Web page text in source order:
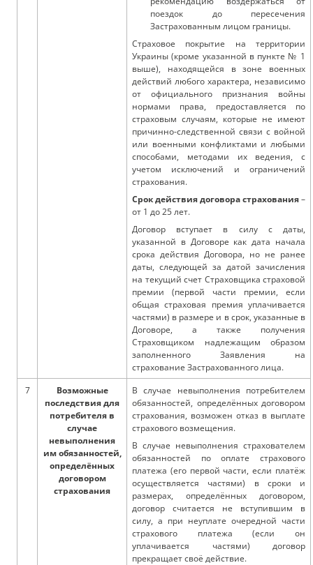
поездок до пересечения
Застрахованным лицом границы.
Страховое покрытие на территории
Украины (кроме указанной в пункте № 1
выше), находящейся в зоне военных
действий любого характера, независимо
от официального признания войны
нормами права, предоставляется по
страховым случаям, которые не имеют
причинно-следственной связи с войной
или военными конфликтами и любыми
способами, методами их ведения, с
учетом исключений и ограничений
страхования.
Срок действия договора страхования–
от 1 до 25 лет.
Договор вступает в силу с даты,
указанной в Договоре как дата начала
срока действия Договора, но не ранее
даты, следующей за датой зачисления
на текущий счет Страховщика страховой
премии (первой части премии, если
общая страховая премия уплачивается
частями) в размере и в срок, указанные в
Договоре, а также получения
Страховщиком надлежащим образом
заполненного Заявления на
страхование Застрахованного лица.
7
Возможные
последствия для
потребителя в
случае
невыполнения
им обязанностей,
определённых
договором
страхования
В случае невыполнения потребителем
обязанностей, определённых договором
страхования, возможен отказ в выплате
страхового возмещения.
В случае невыполнения страхователем
обязанностей по оплате страхового
платежа (его первой части, если платёж
осуществляется частями) в сроки и
размерах, определённых договором,
договор считается не вступившим в
силу, а при неуплате очередной части
страхового платежа (если он
уплачивается частями) договор
прекращает своё действие.